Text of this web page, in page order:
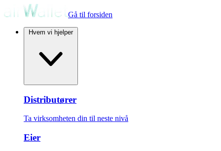
Gå til forsiden
Hvem vi hjelper
Distributører
Ta virksomheten din til neste nivå
Eier